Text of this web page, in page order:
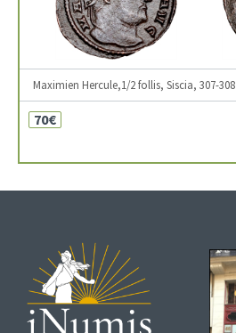
Maximien Hercule,1/2 follis, Siscia, 307-308
70€